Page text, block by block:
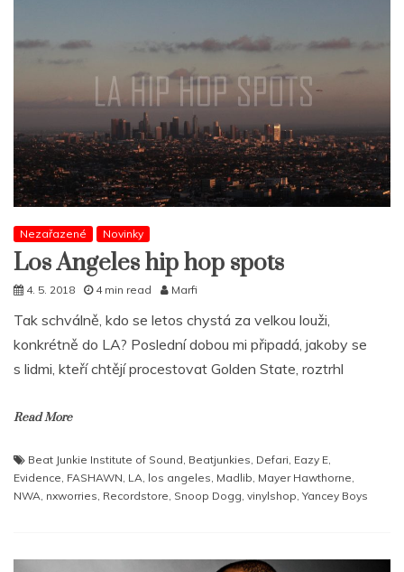
Nezařazené Novinky
Los Angeles hip hop spots
4. 5. 2018 4 min read Marfi
Tak schválně, kdo se letos chystá za velkou louži,
konkrétně do LA? Poslední dobou mi připadá, jakoby se
s lidmi, kteří chtějí procestovat Golden State, roztrhl
Read More
Beat Junkie Institute of Sound, Beatjunkies, Defari, Eazy E,
Evidence, FASHAWN, LA, los angeles, Madlib, Mayer Hawthorne,
NWA, nxworries, Recordstore, Snoop Dogg, vinylshop, Yancey Boys